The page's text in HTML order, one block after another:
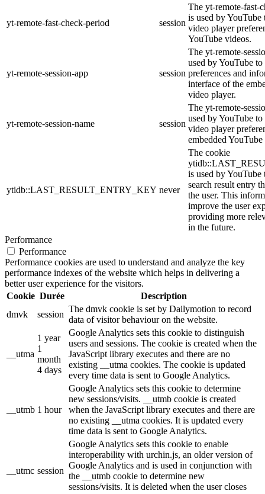
yt-remote-fast-check-period session
The yt-remote-fast-
is used by YouTube
video player
YouTube videos.
yt-remote-session-app session
The yt-remote-
used by YouTube to
preferences and
interface of the
video player.
yt-remote-session-name session
The yt-remote-
used by YouTube to
video player
embedded
ytidb::LAST_RESULT_ENTRY_KEY never
The cookie
is used by YouTube
search result entry
the user. This
improve the user
providing more
in the future.
Performance
Performance
Performance cookies are used to understand and analyze the key
performance indexes of the website which helps in delivering a
better user experience for the visitors.
Cookie Durée
Description
dmvk
session
The dmvk cookie is set by Dailymotion to record
data of visitor behaviour on the website.
__utma
1 year
1
month
4 days
Google Analytics sets this cookie to distinguish
users and sessions. The cookie is created when the
JavaScript library executes and there are no
existing __utma cookies. The cookie is updated
every time data is sent to Google Analytics.
__utmb 1 hour
Google Analytics sets this cookie to determine
new sessions/visits. __utmb cookie is created
when the JavaScript library executes and there are
no existing __utma cookies. It is updated every
time data is sent to Google Analytics.
__utmc session
Google Analytics sets this cookie to enable
interoperability with urchin.js, an older version of
Google Analytics and is used in conjunction with
the __utmb cookie to determine new
sessions/visits. It is deleted when the user closes